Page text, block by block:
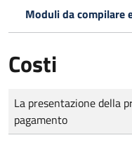
Moduli da compilare
Costi
Tipo di pagamento
Importo
La presentazione della
pagamento